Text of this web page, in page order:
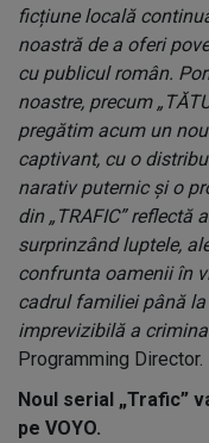
ficțiune locală
noastră de a oferi
cu publicul român.
noastre, precum
pregătim acum un
captivant, cu o
narativ puternic și o
din „TRAFIC” reflectă
surprinzând luptele,
confrunta oamenii în
cadrul familiei până
imprevizibilă a
Programming Director.
Noul serial „Trafic”
pe VOYO.